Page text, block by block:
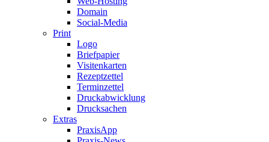
Domain
Social-Media
Print
Logo
Briefpapier
Visitenkarten
Rezeptzettel
Terminzettel
Druckabwicklung
Drucksachen
Extras
PraxisApp